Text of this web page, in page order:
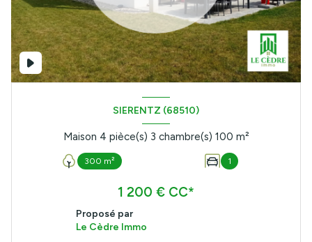
SIERENTZ (68510)
Maison 4 pièce(s) 3 chambre(s) 100 m²
300 m² 1
1 200 € CC*
Proposé par
Le Cèdre Immo